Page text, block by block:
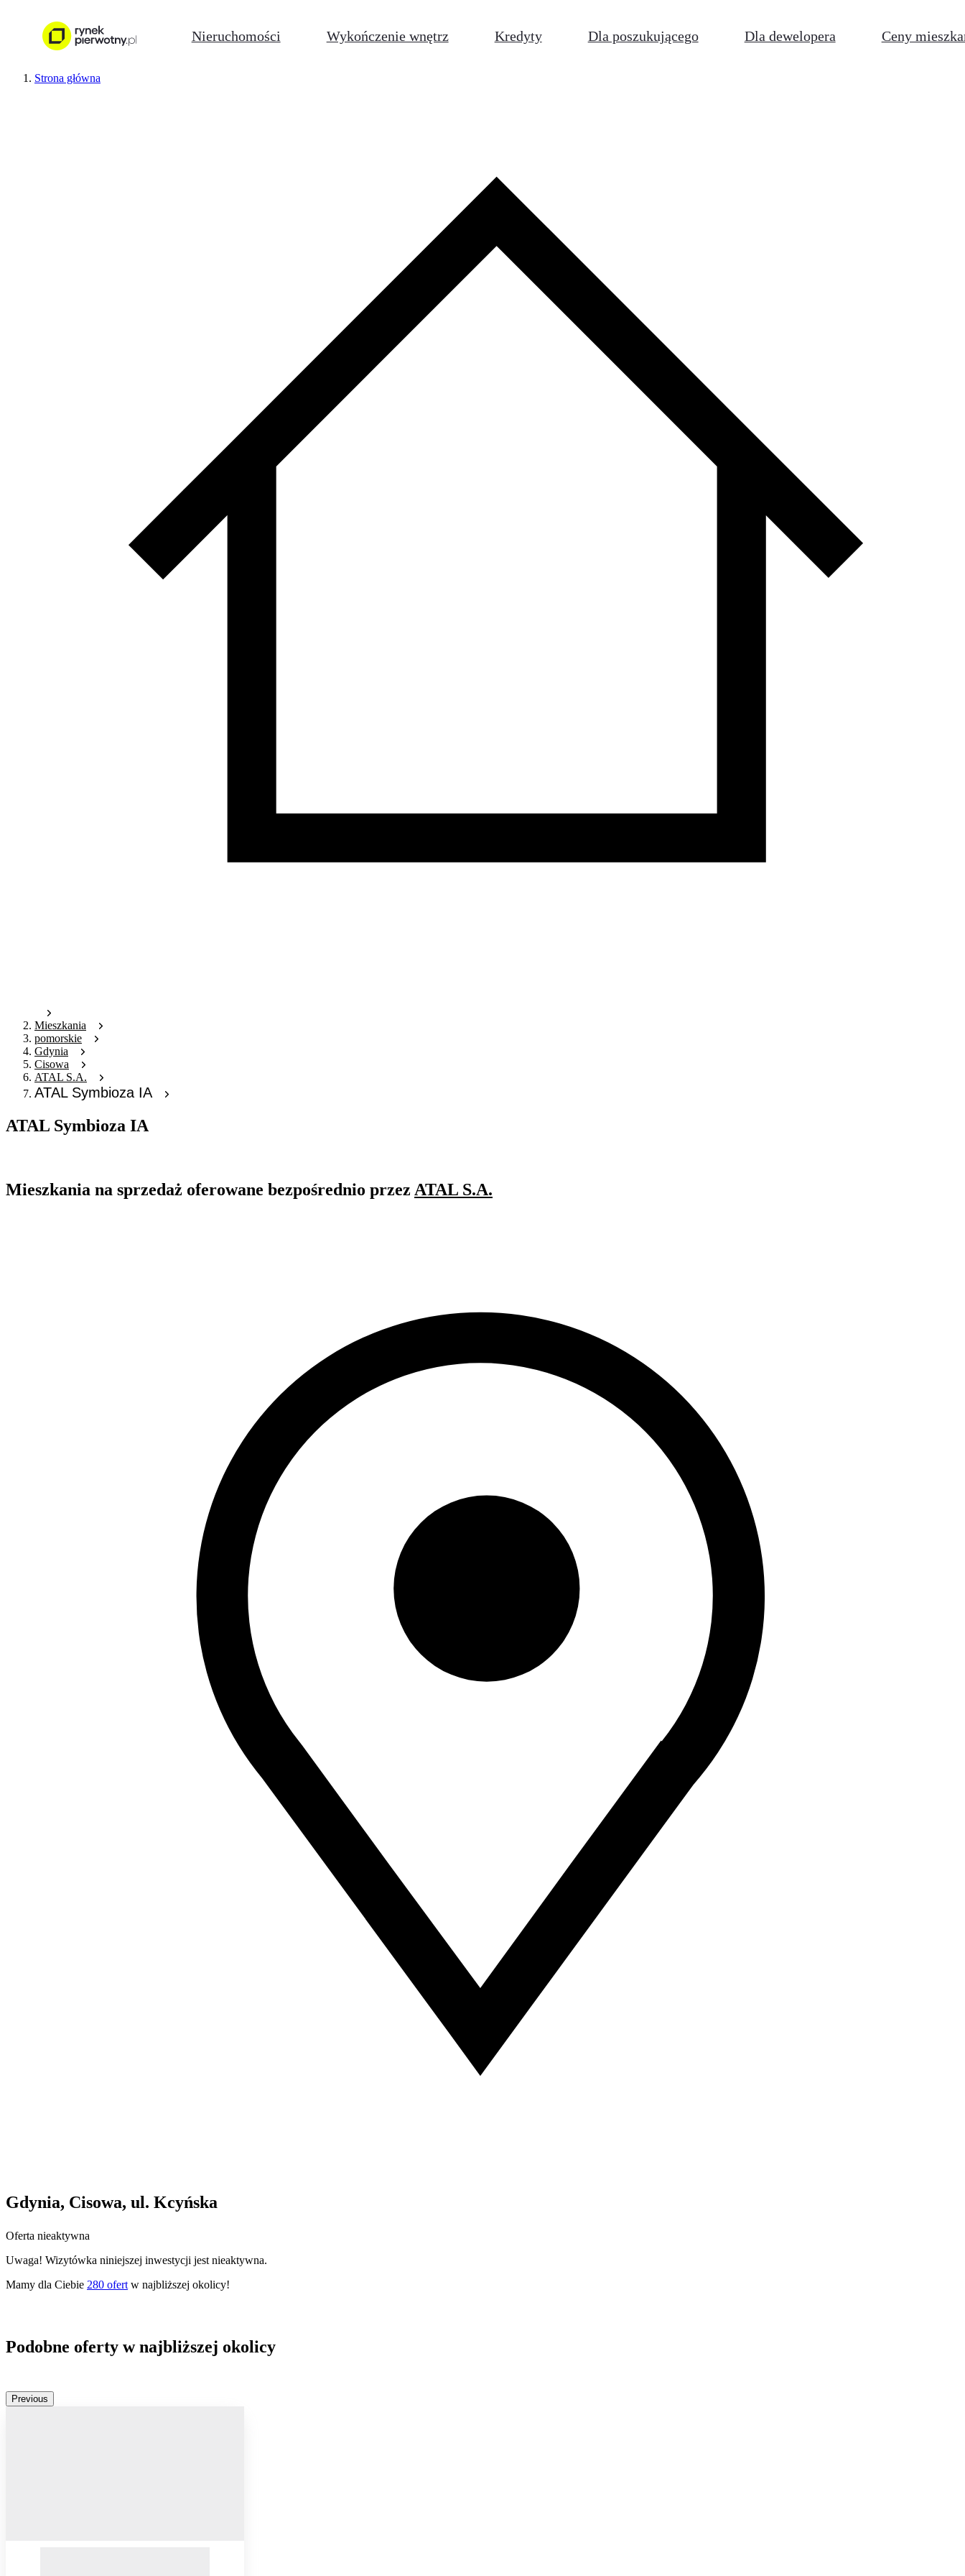
Nieruchomości Wykończenie wnętrz Kredyty Dla poszukującego Dla dewelopera Ceny
Strona główna
Mieszkania
pomorskie
Gdynia
Cisowa
ATAL S.A.
ATAL Symbioza IA
ATAL Symbioza IA
Mieszkania na sprzedaż oferowane bezpośrednio przez ATAL S.A.
Gdynia, Cisowa, ul. Kcyńska
Oferta nieaktywna
Uwaga! Wizytówka niniejszej inwestycji jest nieaktywna.
Mamy dla Ciebie 280 ofert w najbliższej okolicy!
Podobne oferty w najbliższej okolicy
Previous